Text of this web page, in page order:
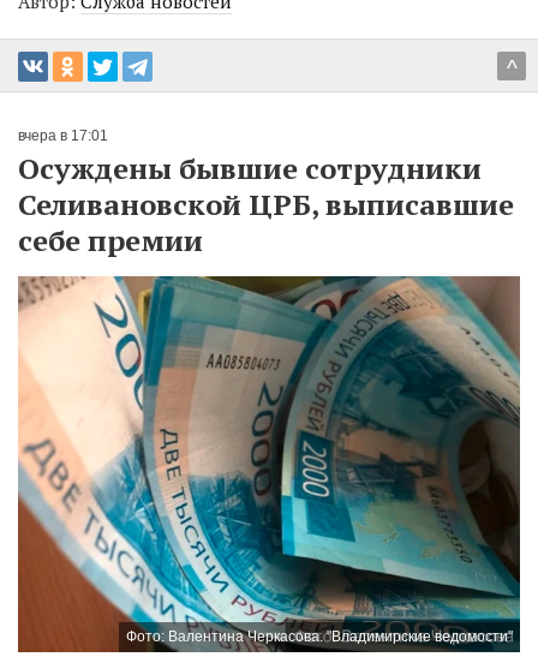
^
вчера в 17:01
Осуждены бывшие сотрудники
Селивановской ЦРБ, выписавшие
себе премии
Фото: Валентина Черкасова. "Владимирские ведомости"